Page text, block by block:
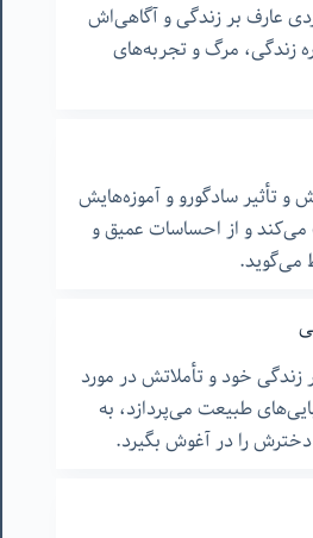
عارف بر زندگی و آگاهی‌اش
زندگی، مرگ و تجربه‌های
و تأثیر سادگورو و آموزه‌هایش
و از احساسات عمیق و
می‌گوید.
زندگی خود و تأملاتش در مورد
طبیعت می‌پردازد، به
را در آغوش بگیرد.